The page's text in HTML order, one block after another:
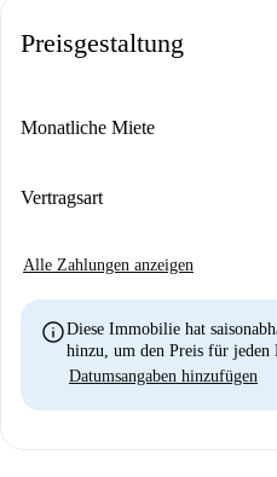
Preisgestaltung
Monatliche Miete
Vertragsart
Alle Zahlungen anzeigen
infoDiese Immobilie hat
hinzu, um den Preis für jeden
Datumsangaben hinzufügen